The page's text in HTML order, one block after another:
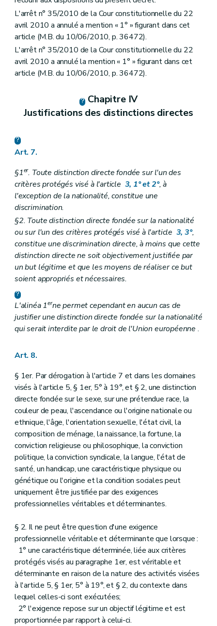
L'arrêt n° 35/2010 de la Cour constitutionnelle du 22
avril 2010 a annulé a mention « 1° » figurant dans cet
article (M.B. du 10/06/2010, p. 36472).
L'arrêt n° 35/2010 de la Cour constitutionnelle du 22
avril 2010 a annulé la mention « 1° » figurant dans cet
article (M.B. du 10/06/2010, p. 36472).
Chapitre IV
Justifications des distinctions directes
Art. 7.
§1er. Toute distinction directe fondée sur l'un des
critères protégés visé à l'article 3, 1° et 2°, à
l'exception de la nationalité, constitue une
discrimination.
§2. Toute distinction directe fondée sur la nationalité
ou sur l'un des critères protégés visé à l'article 3, 3°,
constitue une discrimination directe, à moins que cette
distinction directe ne soit objectivement justifiée par
un but légitime et que les moyens de réaliser ce but
soient appropriés et nécessaires.
L'alinéa 1erne permet cependant en aucun cas de
justifier une distinction directe fondée sur la nationalité
qui serait interdite par le droit de l'Union européenne .
Art. 8.
§ 1er. Par dérogation à l'article 7 et dans les domaines
visés à l'article 5, § 1er, 5° à 19°, et § 2, une distinction
directe fondée sur le sexe, sur une prétendue race, la
couleur de peau, l'ascendance ou l'origine nationale ou
ethnique, l'âge, l'orientation sexuelle, l'état civil, la
composition de ménage, la naissance, la fortune, la
conviction religieuse ou philosophique, la conviction
politique, la conviction syndicale, la langue, l'état de
santé, un handicap, une caractéristique physique ou
génétique ou l'origine et la condition sociales peut
uniquement être justifiée par des exigences
professionnelles véritables et déterminantes.
§ 2. Il ne peut être question d'une exigence
professionnelle véritable et déterminante que lorsque :
1° une caractéristique déterminée, liée aux critères
protégés visés au paragraphe 1er, est véritable et
déterminante en raison de la nature des activités visées
à l'article 5, § 1er, 5° à 19°, et § 2, du contexte dans
lequel celles-ci sont exécutées;
2° l'exigence repose sur un objectif légitime et est
proportionnée par rapport à celui-ci.